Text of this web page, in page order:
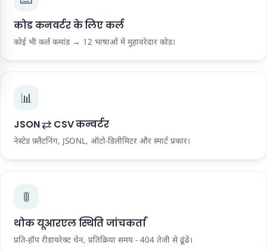
कोड कनवर्टर के लिए कर्ल
कोई भी कर्ल कमांड → 12 भाषाओं में मुहावरेदार कोड।
📊
JSON ⇄ CSV कन्वर्टर
नेस्टेड फ़्लैटनिंग, JSONL, ऑटो-डिलीमिटर और स्मार्ट प्रकार।
🚦
थोक यूआरएल स्थिति जांचकर्ता
प्रति-हॉप रीडायरेक्ट चेन, प्रतिक्रिया समय - 404 तेजी से ढूंढें।